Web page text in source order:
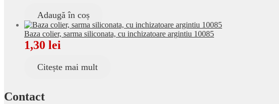
Adaugă în coș
Baza colier, sarma siliconata, cu inchizatoare argintiu 10085
1,30 lei
Citește mai mult
Contact